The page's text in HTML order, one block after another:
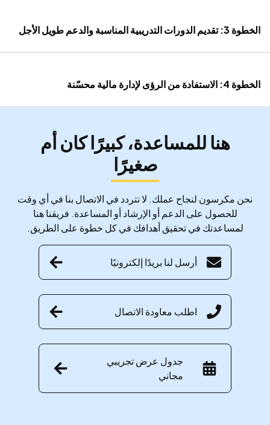
الخطوة 3: تقديم الدورات التدريبية المناسبة والدعم طويل الأجل
الخطوة 4: الاستفادة من الرؤى لإدارة مالية محسّنة
هنا للمساعدة، كبيرًا كان أم
صغيرًا
نحن مكرسون لنجاح عملك. لا تتردد في الاتصال بنا في أي وقت
للحصول على الدعم أو الإرشاد أو المساعدة. فريقنا هنا
لمساعدتك في تحقيق أهدافك في كل خطوة على الطريق.
أرسل لنا بريدًا إلكترونيًا
اطلب معاودة الاتصال
جدول عرض تجريبي
مجاني